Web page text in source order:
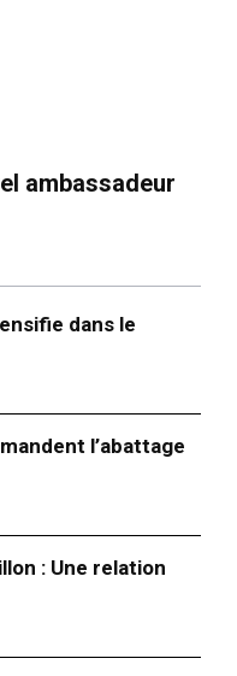
ambassadeur
dans le
l’abattage
: Une relation